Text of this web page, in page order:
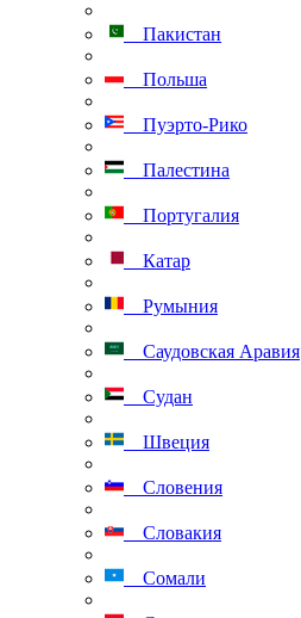
Пакистан
Польша
Пуэрто-Рико
Палестина
Португалия
Катар
Румыния
Саудовская Аравия
Судан
Швеция
Словения
Словакия
Сомали